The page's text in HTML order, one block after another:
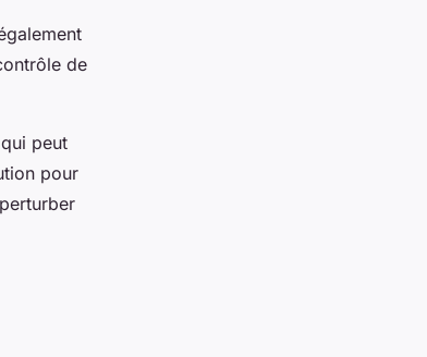
de
peut
pour